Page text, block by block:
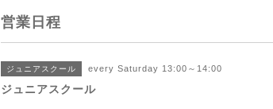
営業日程
ジュニアスクール every Saturday 13:00～14:00
ジュニアスクール